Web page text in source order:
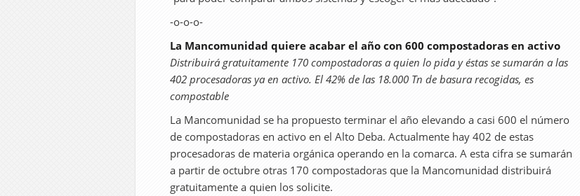
-o-o-o-
La Mancomunidad quiere acabar el año con 600 compostadoras en activo
Distribuirá gratuitamente 170 compostadoras a quien lo pida y éstas se sumarán a las
402 procesadoras ya en activo. El 42% de las 18.000 Tn de basura recogidas, es
compostable
La Mancomunidad se ha propuesto terminar el año elevando a casi 600 el número
de compostadoras en activo en el Alto Deba. Actualmente hay 402 de estas
procesadoras de materia orgánica operando en la comarca. A esta cifra se sumarán
a partir de octubre otras 170 compostadoras que la Mancomunidad distribuirá
gratuitamente a quien los solicite.